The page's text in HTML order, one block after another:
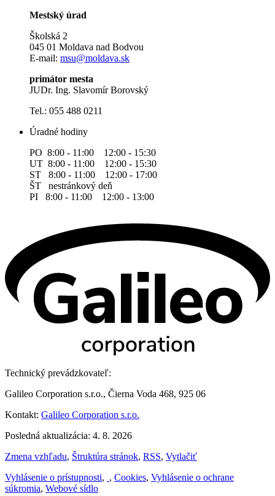
Mestský úrad
Školská 2
045 01 Moldava nad Bodvou
E-mail: msu@moldava.sk
primátor mesta
JUDr. Ing. Slavomír Borovský
Tel.: 055 488 0211
Úradné hodiny
PO 8:00 - 11:00 12:00 - 15:30
UT 8:00 - 11:00 12:00 - 15:30
ST 8:00 - 11:00 12:00 - 17:00
ŠT nestránkový deň
PI 8:00 - 11:00 12:00 - 13:00
Technický prevádzkovateľ:
Galileo Corporation s.r.o., Čierna Voda 468, 925 06
Kontakt: Galileo Corporation s.r.o.
Posledná aktualizácia: 4. 8. 2026
Zmena vzhľadu, Štruktúra stránok, RSS, Vytlačiť
Vyhlásenie o prístupnosti, , Cookies, Vyhlásenie o ochrane
súkromia, Webové sídlo